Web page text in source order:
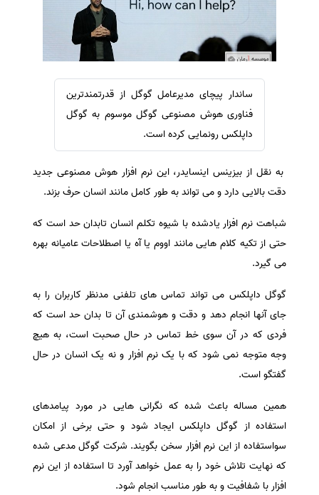
ترجمه عربی به فارسی
مشاهده همه زبان ها
سفارش ویرایش
سفارش پارافریز
سفارش فرمت‌بندی
سفارش کاهش کمیت
سفارش معرفی مجله
سفارش معرفی مقاله
سفارش معرفی کتاب
سفارش چکیده مبسوط
سفارش ترجمه مولتی‌مدیا
سفارش گویندگی
سفارش تولید محتوا
سفارش ترجمه همزمان
سفارش چکیده گرافیکی
سفارش تهیه کاورلتر
سفارش انگیزه‌نامه‌SOP
ساندار پیچای مدیرعامل گوگل از قدرتمندترین
فناوری هوش مصنوعی گوگل موسوم به گوگل
داپلکس رونمایی کرده است.
به نقل از بیزینس اینسایدر، این نرم افزار هوش مصنوعی جدید
دقت بالایی دارد و می تواند به طور کامل مانند انسان حرف بزند.
شباهت نرم افزار یادشده با شیوه تکلم انسان تابدان حد است که
حتی از تکیه کلام هایی مانند اووم یا آه یا اصطلاحات عامیانه بهره
می گیرد.
گوگل داپلکس می تواند تماس های تلفنی مدنظر کاربران را به
جای آنها انجام دهد و دقت و هوشمندی آن تا بدان حد است که
فردی که در آن سوی خط تماس در حال صحبت است، به هیچ
وجه متوجه نمی شود که با یک نرم افزار و نه یک انسان در حال
گفتگو است.
همین مساله باعث شده که نگرانی هایی در مورد پیامدهای
استفاده از گوگل داپلکس ایجاد شود و حتی برخی از امکان
سواستفاده از این نرم افزار سخن بگویند. شرکت گوگل مدعی شده
که نهایت تلاش خود را به عمل خواهد آورد تا استفاده از این نرم
افزار با شفافیت و به طور مناسب انجام شود.